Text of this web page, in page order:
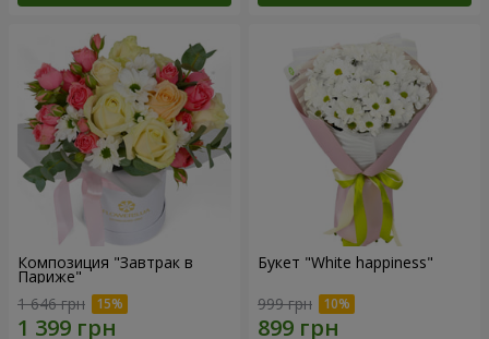
Композиция "Завтрак в
Париже"
1 646 грн
Букет "White happiness"
999 грн